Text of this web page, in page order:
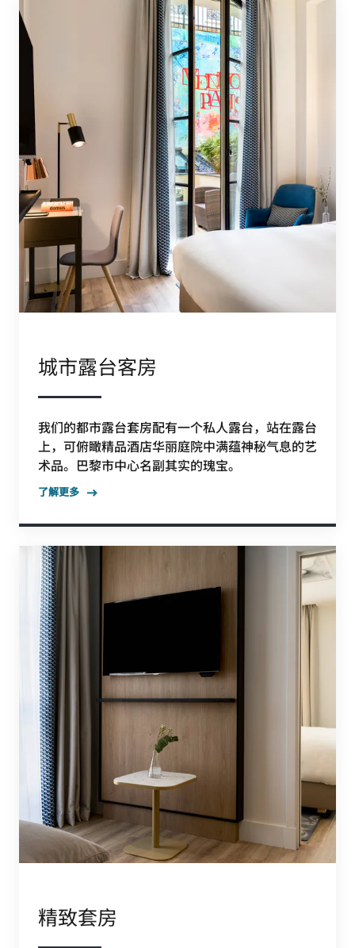
城市露台客房
我们的都市露台套房配有一个私人露台，站在露台
上，可俯瞰精品酒店华丽庭院中满蕴神秘气息的艺
术品。巴黎市中心名副其实的瑰宝。
了解更多
精致套房